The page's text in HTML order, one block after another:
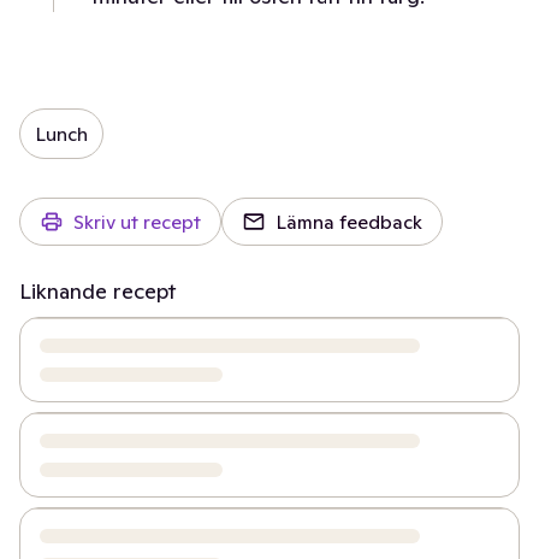
Lunch
Skriv ut recept Lämna feedback
Liknande recept